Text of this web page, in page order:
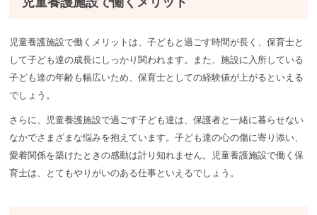
児童養護施設で働くメリットは、子どもと過ごす時間が長く、保育士と
して子ども達の成長にしっかり関われます。また、施設に入所している
子ども達の年齢も幅広いため、保育士としての経験値が上がるといえる
でしょう。
さらに、児童養護施設で過ごす子ども達は、保護者と一緒に暮らせない
なかでさまざまな悩みを抱えています。子ども達の心の傷に寄り添い、
愛着関係を築けたときの感動は計り知れません。児童養護施設で働く保
育士は、とてもやりがいのある仕事といえるでしょう。